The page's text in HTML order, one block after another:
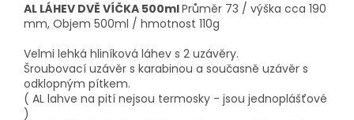
AL LÁHEV DVĚ VÍČKA 500mlPrůměr 73 / výška cca 190
mm, Objem 500ml / hmotnost 110g
Velmi lehká hliníková láhev s 2 uzávěry.
Šroubovací uzávěr s karabinou a současně uzávěr s
odklopným pítkem.
( AL lahve na pití nejsou termosky - jsou jednoplášťové
)